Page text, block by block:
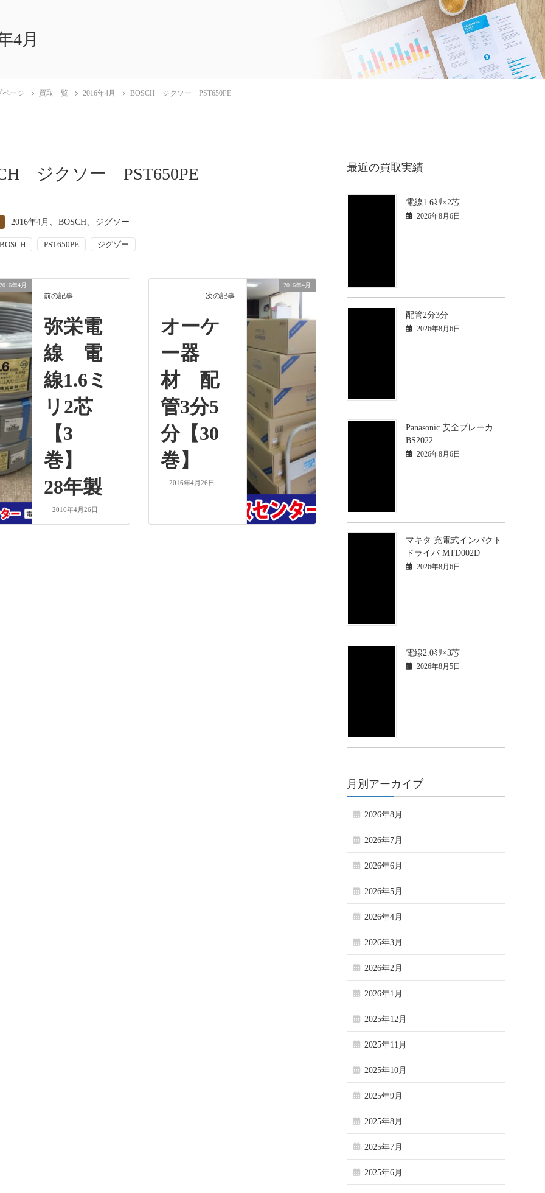
4月
ページ 買取一覧 2016年4月 BOSCH ジクソー PST650PE
ジクソー PST650PE
2016年4月 、BOSCH、 ジグソー
BOSCH PST650PE ジグゾー
2016年4月
前の記事
弥栄電
線 電
線1.6ミ
リ2芯
【3
巻】
28年製
2016年4月26日
2016年4月
次の記事
オーケ
ー器
材 配
管3分5
分【30
巻】
2016年4月26日
最近の買取実績
電線1.6ﾐﾘ×2芯
2026年8月6日
配管2分3分
2026年8月6日
Panasonic 安全ブレーカ
BS2022
2026年8月6日
マキタ 充電式インパクト
ドライバ MTD002D
2026年8月6日
電線2.0ﾐﾘ×3芯
2026年8月5日
月別アーカイブ
2026年8月
2026年7月
2026年6月
2026年5月
2026年4月
2026年3月
2026年2月
2026年1月
2025年12月
2025年11月
2025年10月
2025年9月
2025年8月
2025年7月
2025年6月